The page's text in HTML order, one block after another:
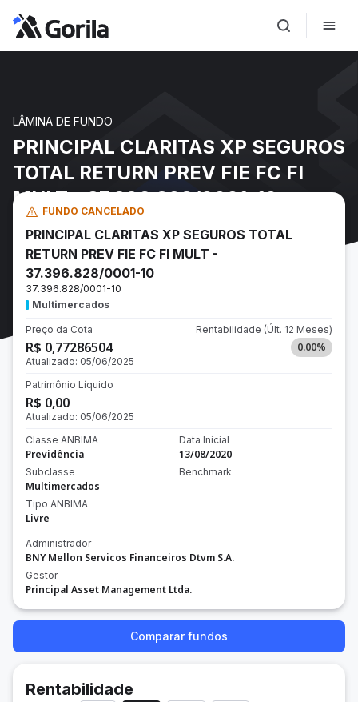
LÂMINA DE FUNDO
PRINCIPAL CLARITAS XP SEGUROS
TOTAL RETURN PREV FIE FC FI
MULT - 37.396.828/0001-10
FUNDO CANCELADO
PRINCIPAL CLARITAS XP SEGUROS TOTAL
RETURN PREV FIE FC FI MULT -
37.396.828/0001-10
37.396.828/0001-10
Multimercados
Preço da Cota
R$ 0,77286504
Atualizado: 05/06/2025
Rentabilidade (Últ. 12 Meses)
0.00%
Patrimônio Líquido
R$ 0,00
Atualizado: 05/06/2025
Classe ANBIMA
Previdência
Subclasse
Multimercados
Tipo ANBIMA
Livre
Data Inicial
13/08/2020
Benchmark
Administrador
BNY Mellon Servicos Financeiros Dtvm S.A.
Gestor
Principal Asset Management Ltda.
Comparar fundos
Rentabilidade